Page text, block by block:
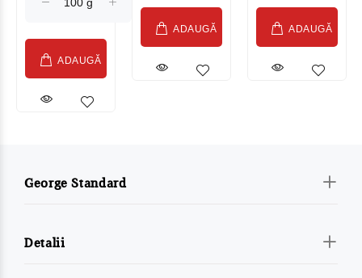
ADAUGĂ
ADAUGĂ ADAUGĂ
George Standard
Detalii